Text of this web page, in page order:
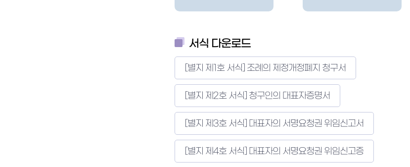
서식 다운로드
[별지 제1호 서식] 조례의 제정개정폐지 청구서
[별지 제2호 서식] 청구인의 대표자증명서
[별지 제3호 서식] 대표자의 서명요청권 위임신고서
[별지 제4호 서식] 대표자의 서명요청권 위임신고증